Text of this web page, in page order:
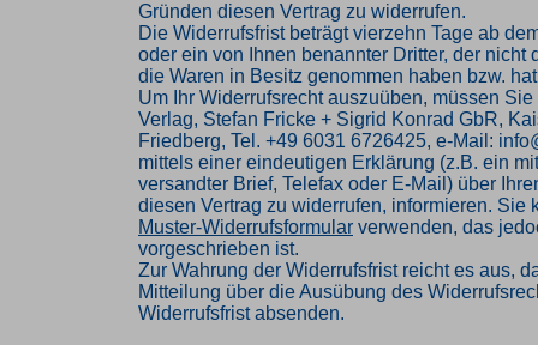
Gründen diesen Vertrag zu widerrufen.
Die Widerrufsfrist beträgt vierzehn Tage ab
oder ein von Ihnen benannter Dritter, der nicht
die Waren in Besitz genommen haben bzw.
Um Ihr Widerrufsrecht auszuüben, müssen
Verlag, Stefan Fricke + Sigrid Konrad GbR,
Friedberg, Tel. +49 6031 6726425, e-Mail:
mittels einer eindeutigen Erklärung (z.B. ein
versandter Brief, Telefax oder E-Mail) über
diesen Vertrag zu widerrufen, informieren. Sie
Muster-Widerrufsformular verwenden, das
vorgeschrieben ist.
Zur Wahrung der Widerrufsfrist reicht es aus,
Mitteilung über die Ausübung des
Widerrufsfrist absenden.